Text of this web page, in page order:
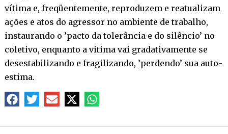
vítima e, freqüentemente, reproduzem e reatualizam
ações e atos do agressor no ambiente de trabalho,
instaurando o ’pacto da tolerância e do silêncio’ no
coletivo, enquanto a vitima vai gradativamente se
desestabilizando e fragilizando, ’perdendo’ sua auto-
estima.